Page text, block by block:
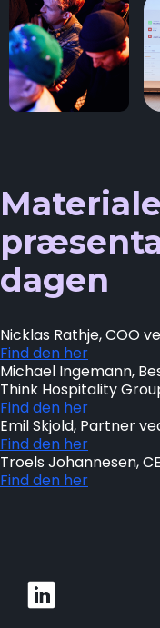
dagen
Nicklas Rathje, COO
Find den her
Michael Ingemann,
Think Hospitality
Find den her
Emil Skjold, Partner
Find den her
Troels Johannesen,
Find den her